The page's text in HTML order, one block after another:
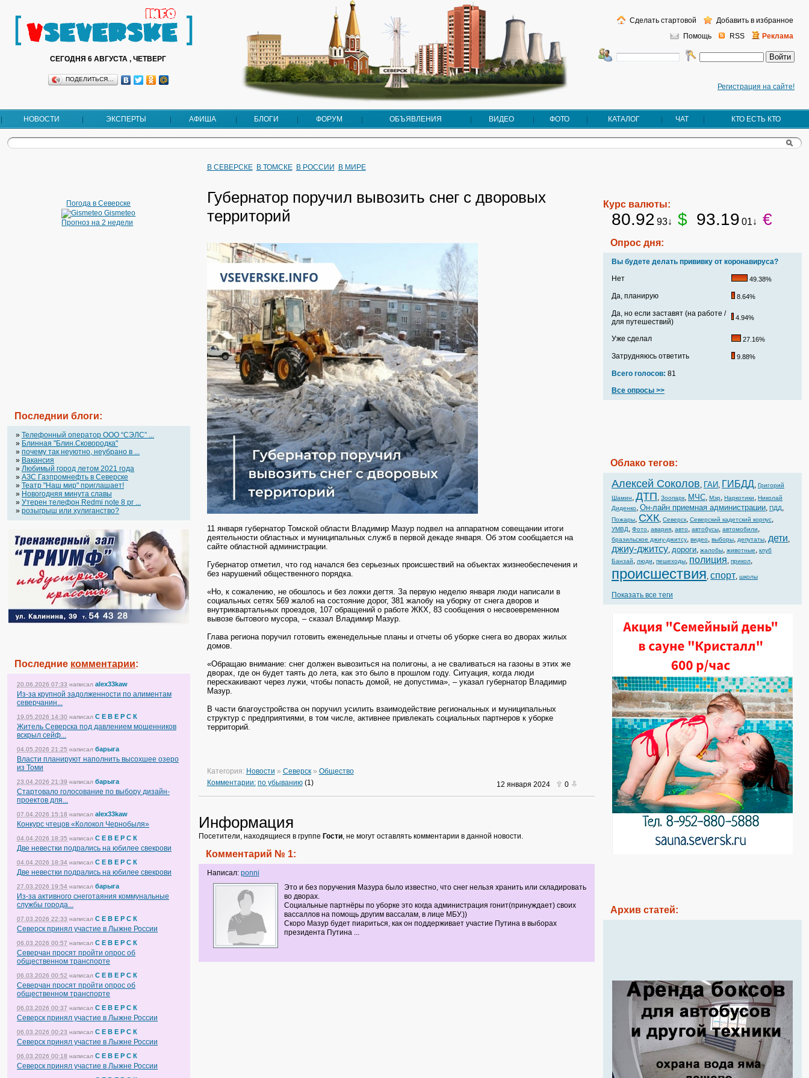
СЕГОДНЯ 6 АВГУСТА , ЧЕТВЕРГ
ПОДЕЛИТЬСЯ…
Регистрация на сайте!
Помощь RSS Реклама
Сделать стартовой Добавить в избранное
НОВОСТИ ЭКСПЕРТЫ АФИША БЛОГИ ФОРУМ ОБЪЯВЛЕНИЯ ВИДЕО ФОТО КАТАЛОГ ЧАТ КТО ЕСТЬ КТО
Погода в Северске
Gismeteo
Прогноз на 2 недели
Последнии блоги:
» Телефонный оператор OOO “СЭЛС” ...
» Блинная "Блин.Сковородка"
» почему так неуютно, неубрано в ...
» Вакансия
» Любимый город летом 2021 года
» АЗС Газпромнефть в Северске
» Театр "Наш мир" приглашает!
» Новогодняя минута славы
» Утерен телефон Redmi note 8 pr ...
» розыгрыш или хулиганство?
Последние комментарии:
20.06.2026 07:33 написал alex33kaw
Из-за крупной задолженности по алиментам
северчанин...
19.05.2026 14:30 написал С Е В Е Р С К
Житель Северска под давлением мошенников
вскрыл сейф...
04.05.2026 21:25 написал барыга
Власти планируют наполнить высохшее озеро
из Томи
23.04.2026 21:39 написал барыга
Стартовало голосование по выбору дизайн-
проектов для...
07.04.2026 15:18 написал alex33kaw
Конкурс чтецов «Колокол Чернобыля»
04.04.2026 18:35 написал С Е В Е Р С К
Две невестки подрались на юбилее свекрови
04.04.2026 18:34 написал С Е В Е Р С К
Две невестки подрались на юбилее свекрови
27.03.2026 19:54 написал барыга
Из-за активного снеготаяния коммунальные
службы города...
07.03.2026 22:33 написал С Е В Е Р С К
Северск принял участие в Лыжне России
06.03.2026 00:57 написал С Е В Е Р С К
Северчан просят пройти опрос об
общественном транспорте
06.03.2026 00:52 написал С Е В Е Р С К
Северчан просят пройти опрос об
общественном транспорте
06.03.2026 00:37 написал С Е В Е Р С К
Северск принял участие в Лыжне России
06.03.2026 00:23 написал С Е В Е Р С К
Северск принял участие в Лыжне России
06.03.2026 00:18 написал С Е В Е Р С К
Северск принял участие в Лыжне России
В СЕВЕРСКЕ В ТОМСКЕ В РОССИИ В МИРЕ
Губернатор поручил вывозить снег с дворовых
территорий
11 января губернатор Томской области Владимир Мазур подвел на аппаратном совещании итоги
деятельности областных и муниципальных служб в первой декаде января. Об этом сообщается на
сайте областной администрации.
Губернатор отметил, что год начался без серьезных происшествий на объектах жизнеобеспечения и
без нарушений общественного порядка.
«Но, к сожалению, не обошлось и без ложки дегтя. За первую неделю января люди написали в
социальных сетях 569 жалоб на состояние дорог, 381 жалобу на уборку от снега дворов и
внутриквартальных проездов, 107 обращений о работе ЖКХ, 83 сообщения о несвоевременном
вывозе бытового мусора, – сказал Владимир Мазур.
Глава региона поручил готовить еженедельные планы и отчеты об уборке снега во дворах жилых
домов.
«Обращаю внимание: снег должен вывозиться на полигоны, а не сваливаться на газоны в этих же
дворах, где он будет таять до лета, как это было в прошлом году. Ситуация, когда люди
перескакивают через лужи, чтобы попасть домой, не допустима», – указал губернатор Владимир
Мазур.
В части благоустройства он поручил усилить взаимодействие региональных и муниципальных
структур с предприятиями, в том числе, активнее привлекать социальных партнеров к уборке
территорий.
Категория: Новости » Северск» Общество
Комментарии: по убыванию(1) 12 января 2024 0
Информация
Посетители, находящиеся в группе Гости, не могут оставлять комментарии в данной новости.
Комментарий № 1:
Написал: ponni
Это и без поручения Мазура было известно, что снег нельзя хранить или складировать
во дворах.
Социальные партнёры по уборке это когда администрация гонит(принуждает) своих
вассаллов на помощь другим вассалам, в лице МБУ.))
Скоро Мазур будет пиариться, как он поддерживает участие Путина в выборах
президента Путина ...
Курс валюты:
80.92 93↓ $ 93.19 01↓ €
Опрос дня:
Вы будете делать прививку от коронавируса?
Нет
49.38%
Да, планирую 8.64%
Да, но если заставят (на работе /
для путешествий)
4.94%
Уже сделал 27.16%
Затрудняюсь ответить 9.88%
Всего голосов: 81
Все опросы >>
Облако тегов:
Алексей Соколов, ГАИ, ГИБДД, Григорий
Шамин, ДТП, Зоопарк, МЧС, Мэр, Наркотики, Николай
Диденко, Он-лайн приемная администрации, ПДД,
Пожары, СХК, Северск, Северский кадетский корпус,
УМВД, Фото, авария, авто, автобусы, автомобили,
бразильское джиу-джитсу, видео, выборы, депутаты, дети,
джиу-джитсу, дороги, жалобы, животные, клуб
Банзай, люди, пешеходы, полиция, прикол,
происшествия, спорт, школы
Показать все теги
Архив статей: